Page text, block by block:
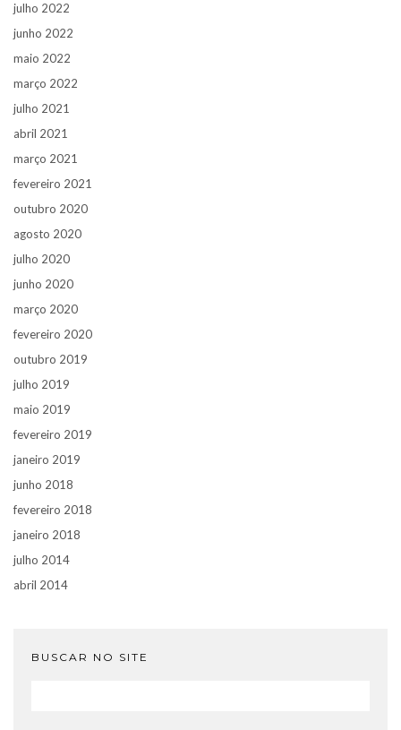
julho 2022
junho 2022
maio 2022
março 2022
julho 2021
abril 2021
março 2021
fevereiro 2021
outubro 2020
agosto 2020
julho 2020
junho 2020
março 2020
fevereiro 2020
outubro 2019
julho 2019
maio 2019
fevereiro 2019
janeiro 2019
junho 2018
fevereiro 2018
janeiro 2018
julho 2014
abril 2014
BUSCAR NO SITE